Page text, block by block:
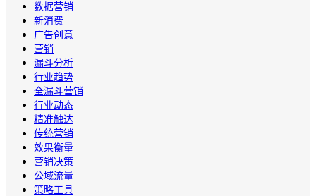
数据营销
新消费
广告创意
营销
漏斗分析
行业趋势
全漏斗营销
行业动态
精准触达
传统营销
效果衡量
营销决策
公域流量
策略工具